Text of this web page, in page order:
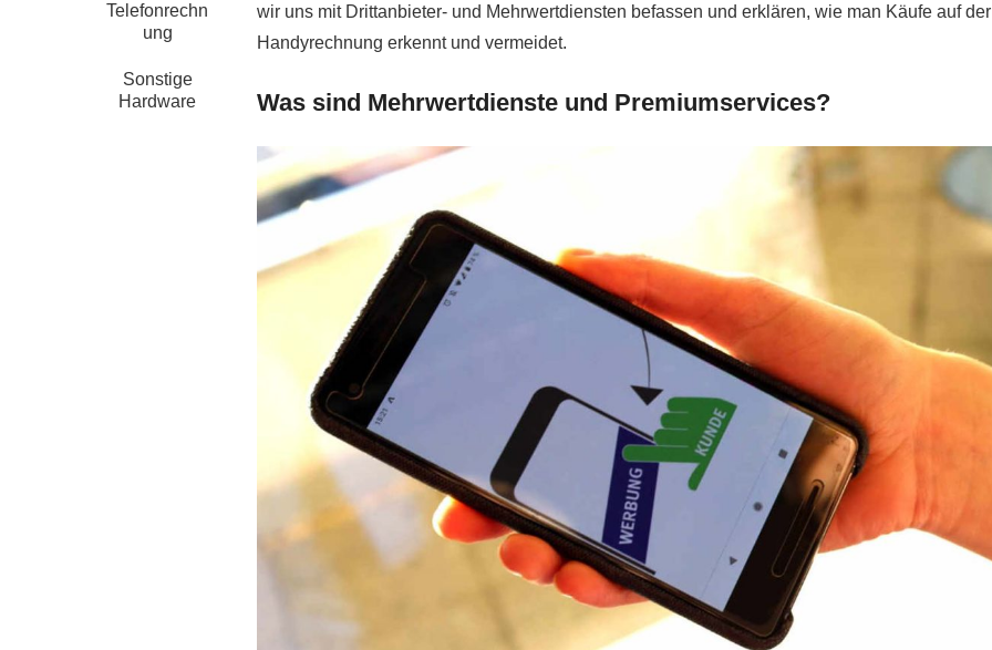
Telefonrechn
ung
Sonstige
Hardware
wir uns mit Drittanbieter- und Mehrwertdiensten befassen und erklären, wie man Käufe auf der
Handyrechnung erkennt und vermeidet.
Was sind Mehrwertdienste und Premiumservices?